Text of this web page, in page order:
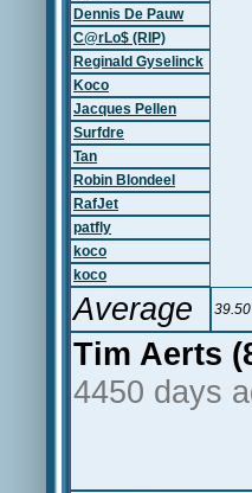
Dennis De Pauw
C@rLo$ (RIP)
Reginald Gyselinck
Koco
Jacques Pellen
Surfdre
Tan
Robin Blondeel
RafJet
patfly
koco
koco
Average 39.50
Tim Aerts
4450 days